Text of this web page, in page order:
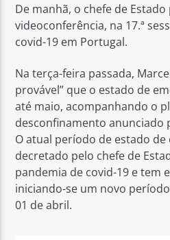
De manhã, o chefe de
videoconferência, na 17.ª
covid-19 em Portugal.
Na terça-feira passada,
provável” que o estado de
até maio, acompanhando o
desconfinamento anunciado
O atual período de estado de
decretado pelo chefe de
pandemia de covid-19 e tem
iniciando-se um novo
01 de abril.